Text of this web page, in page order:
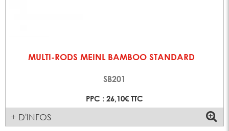
MULTI-RODS MEINL BAMBOO STANDARD
SB201
PPC : 26,10€ TTC
+ D'INFOS